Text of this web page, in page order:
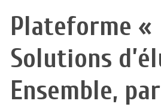
Plateforme «
Solutions
Ensemble,